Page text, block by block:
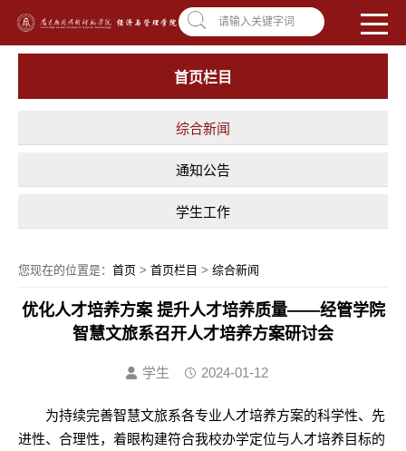
南昌应用技术师范学院，助你圆梦! 学校首页| OA系统 违反师德举报信箱
请输入关键字词
首页栏目
综合新闻
通知公告
学生工作
您现在的位置是： 首页 > 首页栏目 > 综合新闻
优化人才培养方案 提升人才培养质量——经管学院
智慧文旅系召开人才培养方案研讨会
学生 2024-01-12
为持续完善智慧文旅系各专业人才培养方案的科学性、先
进性、合理性，着眼构建符合我校办学定位与人才培养目标的